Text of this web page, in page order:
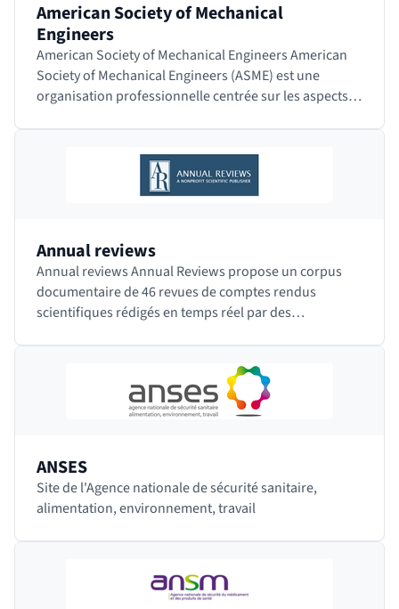
American Society of Mechanical
Engineers
American Society of Mechanical Engineers American
Society of Mechanical Engineers (ASME) est une
organisation professionnelle centrée sur les aspects
Annual reviews
Annual reviews Annual Reviews propose un corpus
documentaire de 46 revues de comptes rendus
scientifiques rédigés en temps réel par des
ANSES
Site de l'Agence nationale de sécurité sanitaire,
alimentation, environnement, travail